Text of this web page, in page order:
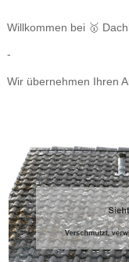
Willkommen bei 🥇
-
Wir übernehmen Ihren